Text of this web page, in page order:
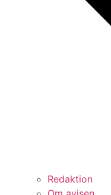
Redaktion